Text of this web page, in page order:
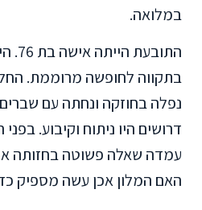
במלואה.
בתקווה לחופשה מרוממת.
נפלה בחוזקה ונחתה עם
דרושים היו ניתוח וקיבוע.
עמדה שאלה פשוטה בחזותה
האם המלון אכן עשה מספיק